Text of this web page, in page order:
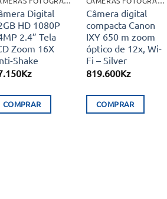
Digital
HD 1080P
2.4” Tela
Zoom 16X
Shake
Kz
COMPRAR
Câmera digital
compacta Canon
IXY 650 m zoom
óptico de 12x, Wi-
Fi – Silver
819.600Kz
COMPRAR